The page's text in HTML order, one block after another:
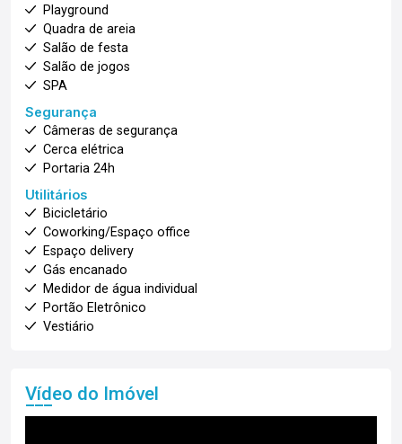
Playground
Quadra de areia
Salão de festa
Salão de jogos
SPA
Segurança
Câmeras de segurança
Cerca elétrica
Portaria 24h
Utilitários
Bicicletário
Coworking/Espaço office
Espaço delivery
Gás encanado
Medidor de água individual
Portão Eletrônico
Vestiário
Vídeo do Imóvel